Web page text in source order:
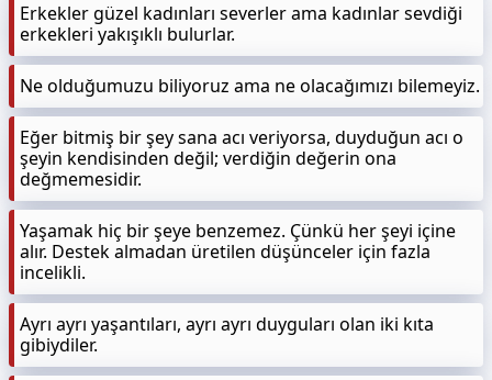
Erkekler güzel kadınları severler ama kadınlar sevdiği
erkekleri yakışıklı bulurlar.
Ne olduğumuzu biliyoruz ama ne olacağımızı bilemeyiz.
Eğer bitmiş bir şey sana acı veriyorsa, duyduğun acı o
şeyin kendisinden değil; verdiğin değerin ona
değmemesidir.
Yaşamak hiç bir şeye benzemez. Çünkü her şeyi içine
alır. Destek almadan üretilen düşünceler için fazla
incelikli.
Ayrı ayrı yaşantıları, ayrı ayrı duyguları olan iki kıta
gibiydiler.